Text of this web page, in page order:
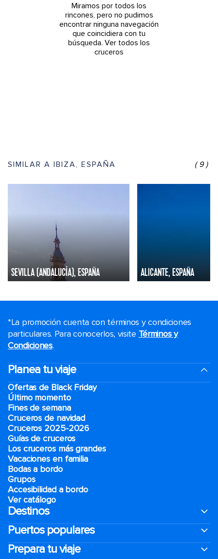
Miramos por todos los
rincones, pero no pudimos
encontrar ninguna navegación
que coincidiera con tu
búsqueda. Ver todos los
cruceros
SIMILAR A IBIZA, ESPAÑA (9)
SEVILLA (ANDALUCÍA), ESPAÑA ALICANTE, ESPAÑA
*La promoción cuenta con términos y condiciones
particulares. Para conocerlos, visite Términos y
Condiciones.
Planea tu viaje
Ofertas de Black Friday
Último momento
Fines de semana
Cruceros de navidad
Cruceros 2025-2026
Guías de cruceros
Los cruceros más grandes
Vacaciones en familia
Bodas a bordo
Grupos
Accesibilidad a bordo
Ver catálogo
Destinos
Puertos populares
Prepara tu viaje